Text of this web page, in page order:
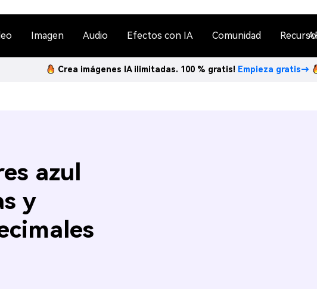
Imagen Audio Efectos con IA Comunidad
Crea imágenes IA ilimitadas. 100 % gratis! Empieza gratis→
azul
y